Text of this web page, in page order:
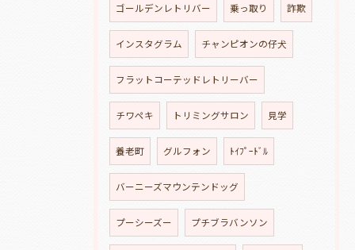
ゴールデンレトリバー 乗っ取り 詐欺
インスタグラム チャンピオンの仔犬
フラットコーテッドレトリーバー
チワペキ トリミングサロン 見学
養老町 グルフォン ﾄｲﾌﾟｰﾄﾞﾙ
バーニーズマウンテンドッグ
プーシーズー プチブラバンソン